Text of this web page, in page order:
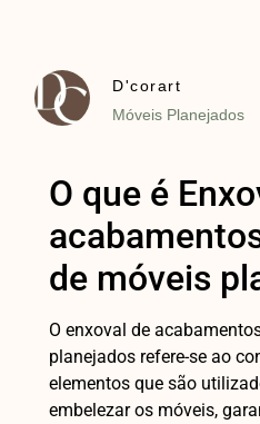
D'corart
Móveis Planejados
O que é
de móveis
O enxoval de
planejados refere-se ao
elementos que são
embelezar os móveis,